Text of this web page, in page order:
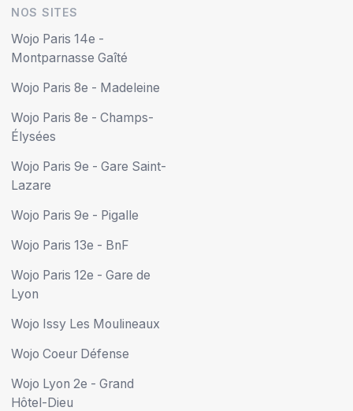
NOS SITES
Wojo Paris 14e -
Montparnasse Gaîté
Wojo Paris 8e - Madeleine
Wojo Paris 8e - Champs-
Élysées
Wojo Paris 9e - Gare Saint-
Lazare
Wojo Paris 9e - Pigalle
Wojo Paris 13e - BnF
Wojo Paris 12e - Gare de
Lyon
Wojo Issy Les Moulineaux
Wojo Coeur Défense
Wojo Lyon 2e - Grand
Hôtel-Dieu